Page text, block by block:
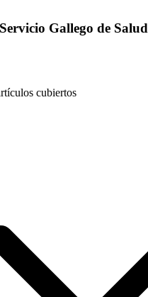
Gallego de
cubiertos